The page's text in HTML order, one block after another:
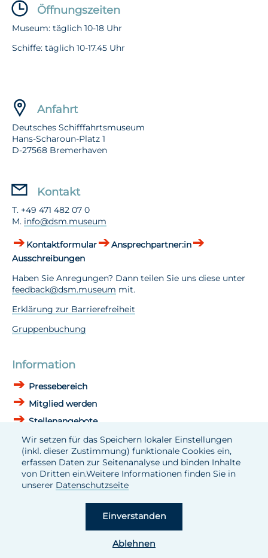
Wir setzen für das Speichern lokaler Einstellungen
(inkl. dieser Zustimmung) funktionale Cookies ein,
erfassen Daten zur Seitenanalyse und binden Inhalte
von Dritten ein.Weitere Informationen finden Sie in
unserer Datenschutzseite
Einverstanden
Ablehnen
Öffnungszeiten
Museum: täglich 10-18 Uhr
Schiffe: täglich 10-17.45 Uhr
Anfahrt
Deutsches Schifffahrtsmuseum
Hans-Scharoun-Platz 1
D-27568 Bremerhaven
Kontakt
T. +49 471 482 07 0
M. info@dsm.museum
Kontaktformular
Ansprechpartner:in
Ausschreibungen
Haben Sie Anregungen? Dann teilen Sie uns diese unter
feedback@dsm.museum mit.
Erklärung zur Barrierefreiheit
Gruppenbuchung
Information
Pressebereich
Mitglied werden
Stellenangebote
DSM in Zahlen und Fakten
Daten und Fakten
Bildungs- u. Vermittlungskonzept
Geschäftsbericht 2024